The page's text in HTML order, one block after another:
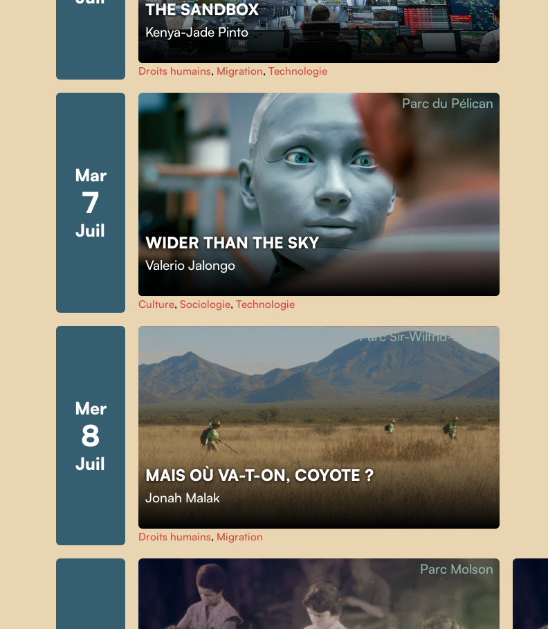
THE SANDBOX
Kenya-Jade Pinto
Droits humains, Migration, Technologie
Mar
7
Juil
WIDER THAN THE SKY
Valerio Jalongo
Parc du Pélican
Culture, Sociologie, Technologie
Mer
8
Juil
MAIS OÙ VA-T-ON, COYOTE ?
Jonah Malak
Parc Sir-Wilfrid-Laurier
Droits humains, Migration
Parc Molson